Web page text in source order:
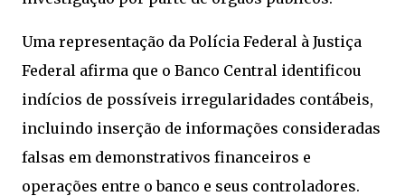
Uma representação da Polícia Federal à Justiça
Federal afirma que o Banco Central identificou
indícios de possíveis irregularidades contábeis,
incluindo inserção de informações consideradas
falsas em demonstrativos financeiros e
operações entre o banco e seus controladores.